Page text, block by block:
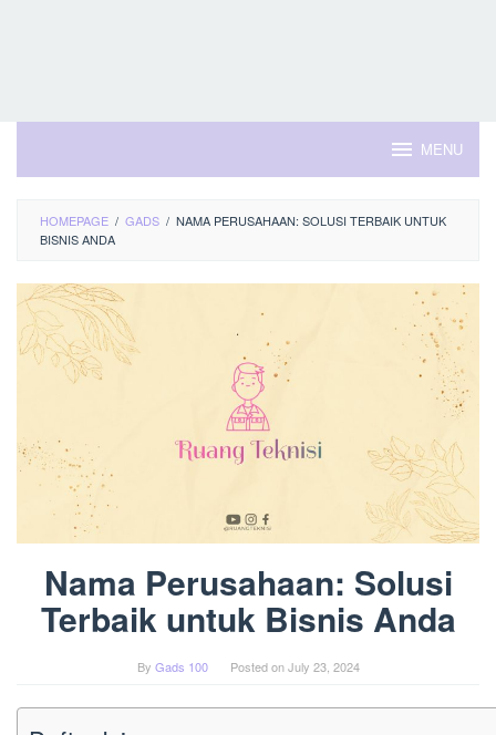
MENU
HOMEPAGE / GADS / NAMA PERUSAHAAN: SOLUSI TERBAIK UNTUK
BISNIS ANDA
Nama Perusahaan: Solusi
Terbaik untuk Bisnis Anda
By Gads 100 Posted onJuly 23, 2024